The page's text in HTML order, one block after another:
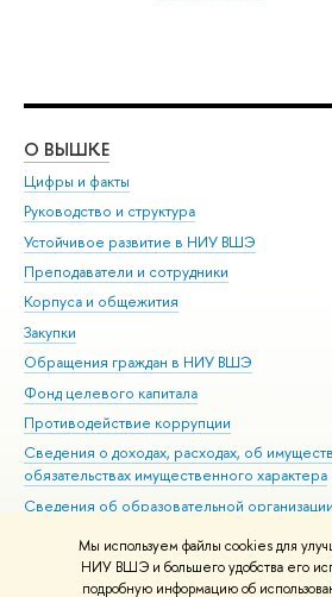
Мы используем файлы cookies для
НИУ ВШЭ и большего удобства его
подробную информацию об
О ВЫШКЕ
Цифры и факты
Руководство и структура
Устойчивое развитие в НИУ ВШЭ
Преподаватели и сотрудники
Корпуса и общежития
Закупки
Обращения граждан в НИУ ВШЭ
Фонд целевого капитала
Противодействие коррупции
Сведения о доходах, расходах, об
обязательствах имущественного характера
Сведения об образовательной организации
Людям с ограниченными возможностями
Единая платежная страница